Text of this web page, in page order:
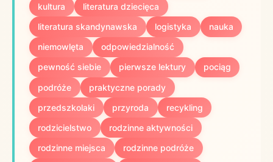
kultura
literatura dziecięca
literatura skandynawska
logistyka
nauka
niemowlęta
odpowiedzialność
pewność siebie
pierwsze lektury
pociąg
podróże
praktyczne porady
przedszkolaki
przyroda
recykling
rodzicielstwo
rodzinne aktywności
rodzinne miejsca
rodzinne podróże